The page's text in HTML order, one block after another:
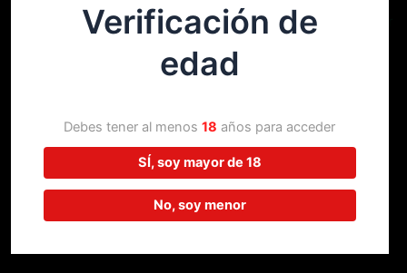
¡Disculpa este desastre! Estamos
trabajando en algo increíble,
¡vuelve pronto!
Verificación de
edad
Debes tener al menos18 años para acceder
SÍ, soy mayor de 18
No, soy menor